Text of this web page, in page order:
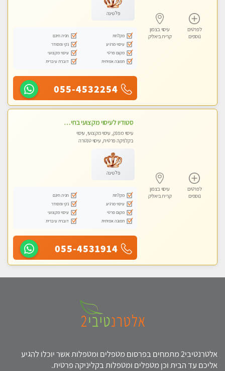
לפרטים
נוספים
עיסוי בצפון
קרית ביאליק
פלטינה
מקלחת
חניה חינם
עיסוי מרגיע
נקי ומסודר
מקום פרטי
עיסוי מקצועי
תמונה אמיתית
דוברת עיברית
055-4532254
לפרטים
נוספים
עיסוי בצפון
קרית ביאליק
סטודיו לעיסוי מקצועי בחיפה, מפואר, נקי ויוקרתי. במקום מבחר מעסות מנוסות לכל סוגי העיסויים.
עיסוי מפנק, עיסוי מקצועי, עיסוי
בקלניקה פרטית, עיסוי טנטרה
פלטינה
מקלחת
חניה חינם
עיסוי מרגיע
נקי ומסודר
מקום פרטי
עיסוי מקצועי
תמונה אמיתית
דוברת עיברית
055-4531914
אלטרנטיבי2 מתמחים בפרסום מטפלים ומטפלות אשר יוכלו להגיע
אליכם עד הבית וכן מטפלים ומטפלות בקליניקה פרטית.